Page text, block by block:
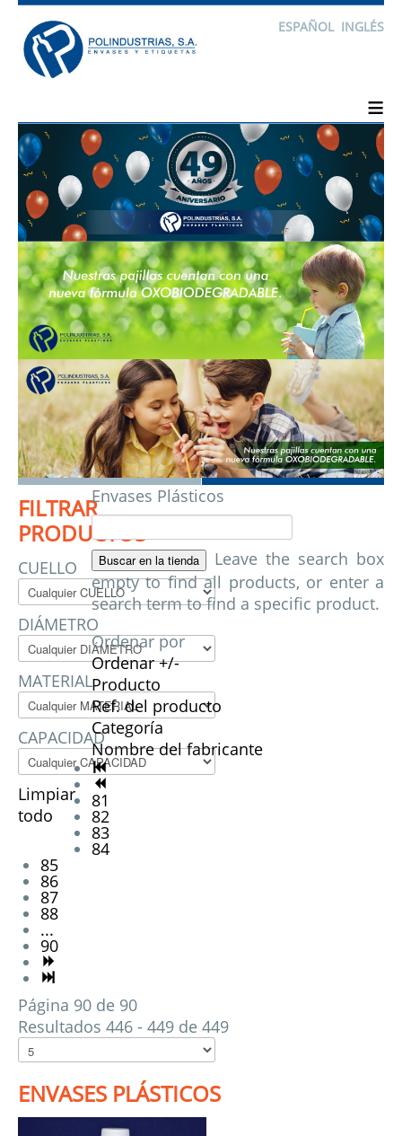
ESPAÑOL INGLÉS
≡
FILTRAR
PRODUCTOS
CUELLO
DIÁMETRO
MATERIAL
CAPACIDAD
Limpiar
todo
Envases Plásticos
Leave the search box
empty to find all products, or enter a
search term to find a specific product.
Ordenar por
Ordenar +/-
Producto
Ref. del producto
Categoría
Nombre del fabricante
81
82
83
84
85
86
87
88
...
90
Página 90 de 90
Resultados 446 - 449 de 449
ENVASES PLÁSTICOS